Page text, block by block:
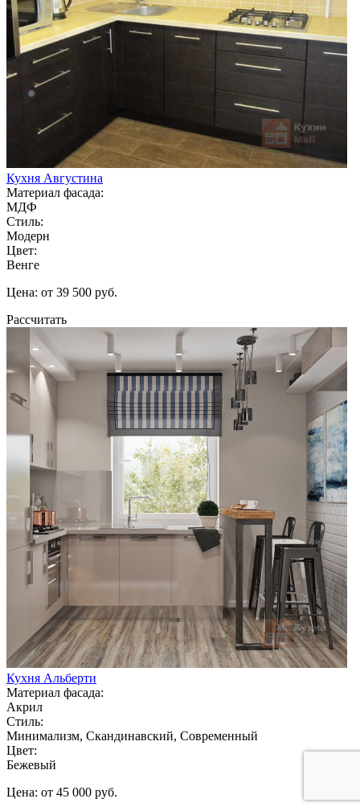
Кухня Августина
Материал фасада:
МДФ
Стиль:
Модерн
Цвет:
Венге
Цена: от 39 500 руб.
Рассчитать
Кухня Альберти
Материал фасада:
Акрил
Стиль:
Минимализм, Скандинавский, Современный
Цвет:
Бежевый
Цена: от 45 000 руб.